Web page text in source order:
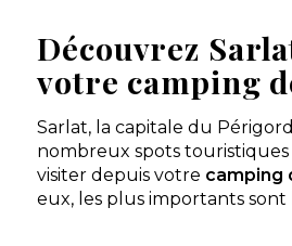
Découvrez
votre camping
Sarlat, la capitale du
nombreux spots
visiter depuis votre camping
eux, les plus importants sont
Camping Péneyrals
Saint-Crépin-et-Carlucet, Dordogne